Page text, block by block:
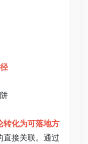
转化为可落地方
直接关联。通过